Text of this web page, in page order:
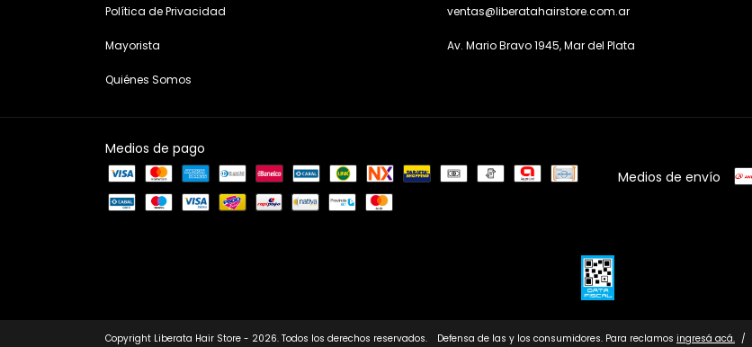
Política de Privacidad
Mayorista
Quiénes Somos
ventas@liberatahairstore.com.ar
Av. Mario Bravo 1945, Mar del Plata
Medios de pago
Medios de envío
Copyright Liberata Hair Store - 2026. Todos los derechos reservados. Defensa de las y los consumidores. Para reclamos ingresá acá. /